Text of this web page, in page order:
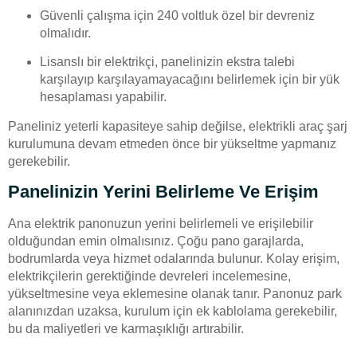
Güvenli çalışma için 240 voltluk özel bir devreniz
olmalıdır.
Lisanslı bir elektrikçi, panelinizin ekstra talebi
karşılayıp karşılayamayacağını belirlemek için bir yük
hesaplaması yapabilir.
Paneliniz yeterli kapasiteye sahip değilse, elektrikli araç şarj
kurulumuna devam etmeden önce bir yükseltme yapmanız
gerekebilir.
Panelinizin Yerini Belirleme Ve Erişim
Ana elektrik panonuzun yerini belirlemeli ve erişilebilir
olduğundan emin olmalısınız. Çoğu pano garajlarda,
bodrumlarda veya hizmet odalarında bulunur. Kolay erişim,
elektrikçilerin gerektiğinde devreleri incelemesine,
yükseltmesine veya eklemesine olanak tanır. Panonuz park
alanınızdan uzaksa, kurulum için ek kablolama gerekebilir,
bu da maliyetleri ve karmaşıklığı artırabilir.